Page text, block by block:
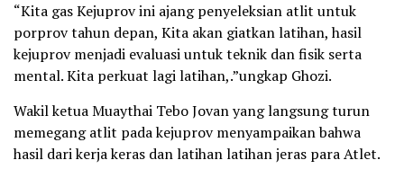
“Kita gas Kejuprov ini ajang penyeleksian atlit untuk
porprov tahun depan, Kita akan giatkan latihan, hasil
kejuprov menjadi evaluasi untuk teknik dan fisik serta
mental. Kita perkuat lagi latihan,.”ungkap Ghozi.
Wakil ketua Muaythai Tebo Jovan yang langsung turun
memegang atlit pada kejuprov menyampaikan bahwa
hasil dari kerja keras dan latihan latihan jeras para Atlet.